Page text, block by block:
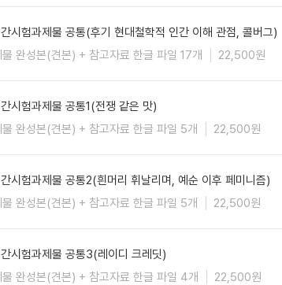
시험과제물 공통(후기 현대철학적 인간 이해 관점, 콜버그)
완성본(견본) + 참고자료 한글 파일 17개 22,500원
시험과제물 공통1(전쟁 같은 맛)
물 완성본(견본) + 참고자료 한글 파일 5개 22,500원
시험과제물 공통2(흰머리 휘날리며, 예순 이후 페미니즘)
물 완성본(견본) + 참고자료 한글 파일 5개 22,500원
시험과제물 공통3(레이디 크레딧)
물 완성본(견본) + 참고자료 한글 파일 4개 22,500원